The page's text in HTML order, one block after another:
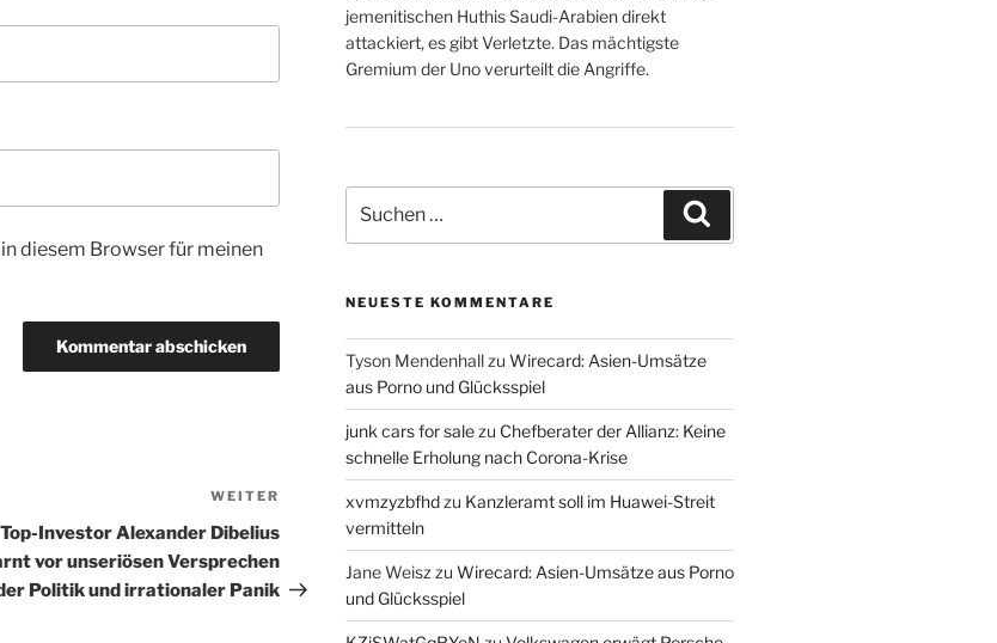
diesem Browser für meinen
Nächster
Beitrag
WEITER
Top-Investor Alexander Dibelius
vor unseriösen Versprechen
Politik und irrationaler Panik
jemenitischen Huthis Saudi-Arabien direkt
attackiert, es gibt Verletzte. Das mächtigste
Gremium der Uno verurteilt die Angriffe.
nach:
NEUESTE KOMMENTARE
Tyson Mendenhallzu Wirecard: Asien-Umsätze
aus Porno und Glücksspiel
junk cars for salezu Chefberater der Allianz: Keine
schnelle Erholung nach Corona-Krise
xvmzyzbfhdzu Kanzleramt soll im Huawei-Streit
vermitteln
Jane Weisz zu Wirecard: Asien-Umsätze aus Porno
und Glücksspiel